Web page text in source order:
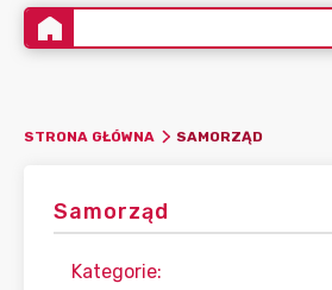
STRONA GŁÓWNA SAMORZĄD
Samorząd
Kategorie: